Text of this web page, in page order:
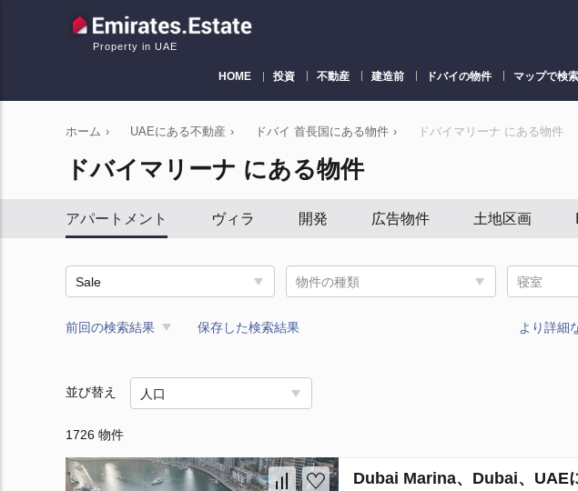
Property in UAE
HOME 投資 不動産 建造前 ドバイの物件 マップで検索
ホーム › UAEにある不動産 › ドバイ 首長国にある物件 › ドバイマリーナ にある物件
ドバイマリーナ にある物件
アパートメント ヴィラ 開発 広告物件 土地区画
Sale 物件の種類 寝室
前回の検索結果 保存した検索結果 より詳細
並び替え 人口
1726 物件
Dubai Marina、Dubai、UAE